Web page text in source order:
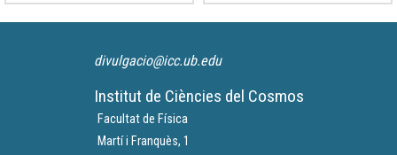
divulgacio@icc.ub.edu
Institut de Ciències del Cosmos
Facultat de Física
Martí i Franquès, 1